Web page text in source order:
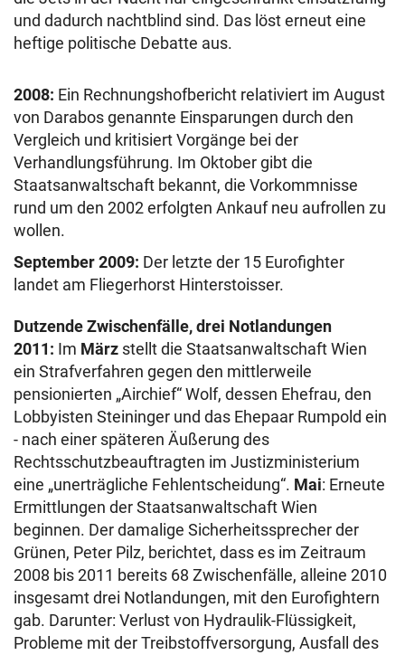
und dadurch nachtblind sind. Das löst erneut eine
heftige politische Debatte aus.
2008: Ein Rechnungshofbericht relativiert im August
von Darabos genannte Einsparungen durch den
Vergleich und kritisiert Vorgänge bei der
Verhandlungsführung. Im Oktober gibt die
Staatsanwaltschaft bekannt, die Vorkommnisse
rund um den 2002 erfolgten Ankauf neu aufrollen zu
wollen.
September 2009: Der letzte der 15 Eurofighter
landet am Fliegerhorst Hinterstoisser.
Dutzende Zwischenfälle, drei Notlandungen
2011: Im März stellt die Staatsanwaltschaft Wien
ein Strafverfahren gegen den mittlerweile
pensionierten „Airchief“ Wolf, dessen Ehefrau, den
Lobbyisten Steininger und das Ehepaar Rumpold ein
- nach einer späteren Äußerung des
Rechtsschutzbeauftragten im Justizministerium
eine „unerträgliche Fehlentscheidung“. Mai: Erneute
Ermittlungen der Staatsanwaltschaft Wien
beginnen. Der damalige Sicherheitssprecher der
Grünen, Peter Pilz, berichtet, dass es im Zeitraum
2008 bis 2011 bereits 68 Zwischenfälle, alleine 2010
insgesamt drei Notlandungen, mit den Eurofightern
gab. Darunter: Verlust von Hydraulik-Flüssigkeit,
Probleme mit der Treibstoffversorgung, Ausfall des